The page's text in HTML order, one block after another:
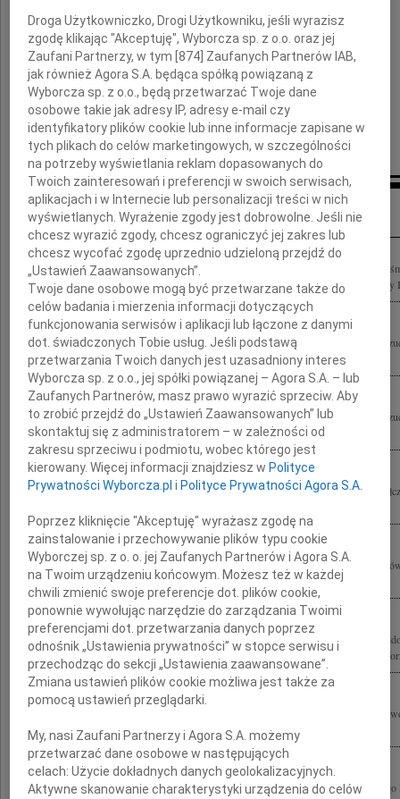
składają
Zarząd Regionu Łódzkiego
oraz członkowie Platformy Obywatelskiej RP
ziemi łódzkiej
Inne kondolencje
Panu Premierowi Donaldowi Tuskowi wyrazy głębokiego współczucia z powodu
Platformy Obywatelskiej do Parlamentu Europejskiego Jacek Saryusz-Wolski Jerzy
Panu Donaldowi Tuskowi Prezesowi Rady Ministrów wyrazy głębokiego
składają parlamentarzyści, samorządowcy oraz członkowie Lubuskiej Platformy...
Prezesowi Rady Ministrów Panu Donaldowi Tuskowi wyrazy głębokiego
składa Szef Biura Ochrony Rządu gen. bryg. Marian Janicki
Prezesowi Rady Ministrów Panu Donaldowi Tuskowi wyrazy najgłębszego
Wyrazy głębokiego współczucia z powodu śmierci Matki Prezesowi Rady
składają Kierownictwo i pracownicy Urzędu do spraw Cudzoziemców
Wyrazy głębokiego współczucia z powodu śmierci Mamy Panu Premierowi
Parlamentarzyści, Samorządowcy oraz członkowie i sympatycy dolnośląskiej
Panu Premierowi Donaldowi Tuskowi składam głębokie wyrazy współczucia z
Tusk Radosław Sikorski Minister Spraw Zagranicznych Rzeczypospolitej Polskiej
Serdeczne wyrazy współczucia z powodu śmierci Matki Donaldowi Tuskowi i Jego
Droga Użytkowniczko, Drogi Użytkowniku, jeśli wyrazisz
zgodę klikając "Akceptuję", Wyborcza sp. z o.o. oraz jej
Zaufani Partnerzy, w tym [874 ] Zaufanych Partnerów IAB,
jak również Agora S.A. będąca spółką powiązaną z
Wyborcza sp. z o.o., będą przetwarzać Twoje dane
osobowe takie jak adresy IP, adresy e-mail czy
identyfikatory plików cookie lub inne informacje zapisane w
tych plikach do celów marketingowych, w szczególności
na potrzeby wyświetlania reklam dopasowanych do
Twoich zainteresowań i preferencji w swoich serwisach,
aplikacjach i w Internecie lub personalizacji treści w nich
wyświetlanych. Wyrażenie zgody jest dobrowolne. Jeśli nie
chcesz wyrazić zgody, chcesz ograniczyć jej zakres lub
chcesz wycofać zgodę uprzednio udzieloną przejdź do
„Ustawień Zaawansowanych”.
Twoje dane osobowe mogą być przetwarzane także do
celów badania i mierzenia informacji dotyczących
funkcjonowania serwisów i aplikacji lub łączone z danymi
dot. świadczonych Tobie usług. Jeśli podstawą
przetwarzania Twoich danych jest uzasadniony interes
Wyborcza sp. z o.o., jej spółki powiązanej – Agora S.A. – lub
Zaufanych Partnerów, masz prawo wyrazić sprzeciw. Aby
to zrobić przejdź do „Ustawień Zaawansowanych” lub
skontaktuj się z administratorem – w zależności od
zakresu sprzeciwu i podmiotu, wobec którego jest
kierowany. Więcej informacji znajdziesz w Polityce
Prywatności Wyborcza.pl i Polityce Prywatności Agora S.A.
Poprzez kliknięcie "Akceptuję" wyrażasz zgodę na
zainstalowanie i przechowywanie plików typu cookie
Wyborczej sp. z o. o. jej Zaufanych Partnerów i Agora S.A.
na Twoim urządzeniu końcowym. Możesz też w każdej
chwili zmienić swoje preferencje dot. plików cookie,
ponownie wywołując narzędzie do zarządzania Twoimi
preferencjami dot. przetwarzania danych poprzez
odnośnik „Ustawienia prywatności” w stopce serwisu i
przechodząc do sekcji „Ustawienia zaawansowane”.
Zmiana ustawień plików cookie możliwa jest także za
pomocą ustawień przeglądarki.
My, nasi Zaufani Partnerzy i Agora S.A. możemy
przetwarzać dane osobowe w następujących
celach:Użycie dokładnych danych geolokalizacyjnych.
Aktywne skanowanie charakterystyki urządzenia do celów